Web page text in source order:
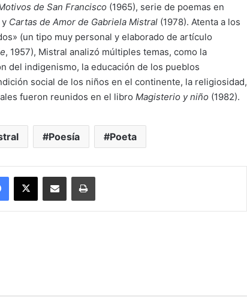
de San Francisco (1965), serie de poemas en
y Cartas de Amor de Gabriela Mistral (1978). Atenta a los
(un tipo muy personal y elaborado de artículo
, 1957), Mistral analizó múltiples temas, como la
del indigenismo, la educación de los pueblos
social de los niños en el continente, la religiosidad,
fueron reunidos en el libro Magisterio y niño (1982).
Poesía Poeta
Facebook
X Enviar vía email Imprimir